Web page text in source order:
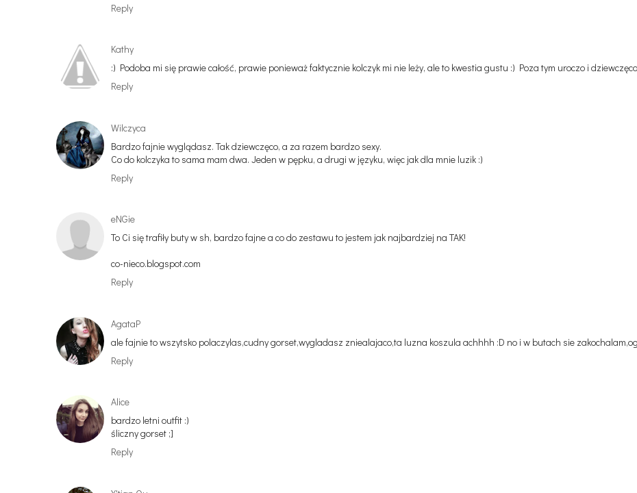
Reply
Kathy
:) Podoba mi się prawie całość, prawie ponieważ faktycznie kolczyk mi nie leży, ale to kwestia gustu :) Poza tym uroczo i
Reply
Wilczyca
Bardzo fajnie wyglądasz. Tak dziewczęco, a za razem bardzo sexy.
Co do kolczyka to sama mam dwa. Jeden w pępku, a drugi w języku, więc jak dla mnie luzik :)
Reply
eNGie
To Ci się trafiły buty w sh, bardzo fajne a co do zestawu to jestem jak najbardziej na TAK!
co-nieco.blogspot.com
Reply
AgataP
ale fajnie to wszytsko polaczylas,cudny gorset,wygladasz zniealajaco,ta luzna koszula achhhh :D no i w butach sie
Reply
Alice
bardzo letni outfit :)
śliczny gorset ;]
Reply